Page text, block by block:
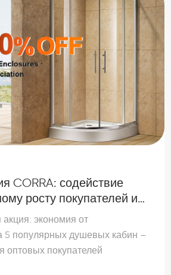
CORRA: содействие
росту покупателей и
экономия от
5 популярных душевых кабин –
оптовых покупателей